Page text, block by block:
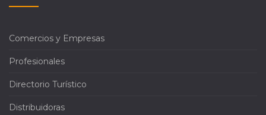
Comercios y Empresas
Profesionales
Directorio Turístico
Distribuidoras